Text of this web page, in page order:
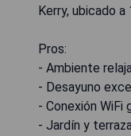
Kerry, ubicado
Pros:
- Ambiente
- Desayuno
- Conexión WiFi
- Jardín y